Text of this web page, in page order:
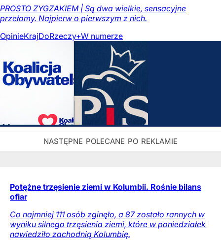
PROSTO ZYGZAKIEM | Są dwa wielkie, sensacyjne
przełomy. Najpierw o pierwszym z nich.
OpinieKrajDoRzeczy+W numerze
Potężne trzęsienie ziemi w Kolumbii. Rośnie bilans
ofiar
Co najmniej 111 osób zginęło, a 87 zostało rannych w
wyniku silnego trzęsienia ziemi, które w poniedziałek
nawiedziło zachodnią Kolumbię.